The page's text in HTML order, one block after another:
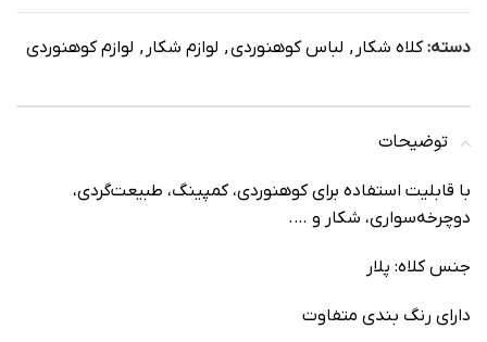
دسته: کلاه شکار , لباس کوهنوردی, لوازم شکار , لوازم کوهنوردی
توضیحات
با قابلیت استفاده برای کوهنوردی، کمپینگ، طبیعت‌گردی،
دوچرخه‌سواری، شکار و ….
جنس کلاه: پلار
دارای رنگ بندی متفاوت